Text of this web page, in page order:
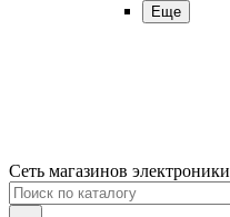
Еще
Сеть магазинов электроники